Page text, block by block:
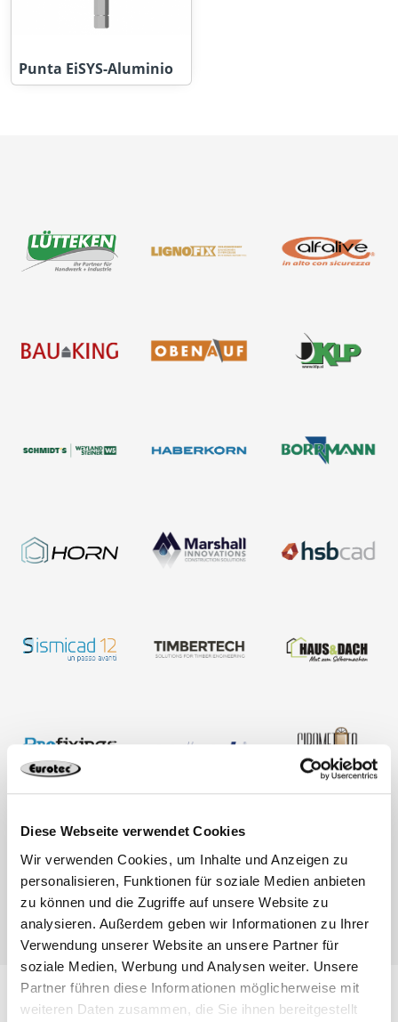
Diese Webseite verwendet Cookies
Wir verwenden Cookies, um Inhalte und Anzeigen zu
personalisieren, Funktionen für soziale Medien anbieten
zu können und die Zugriffe auf unsere Website zu
analysieren. Außerdem geben wir Informationen zu Ihrer
Verwendung unserer Website an unsere Partner für
soziale Medien, Werbung und Analysen weiter. Unsere
Partner führen diese Informationen möglicherweise mit
weiteren Daten zusammen, die Sie ihnen bereitgestellt
Punta EiSYS-Aluminio